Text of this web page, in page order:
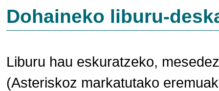
Dohaineko liburu-
Liburu hau eskuratzeko,
(Asteriskoz markatutako